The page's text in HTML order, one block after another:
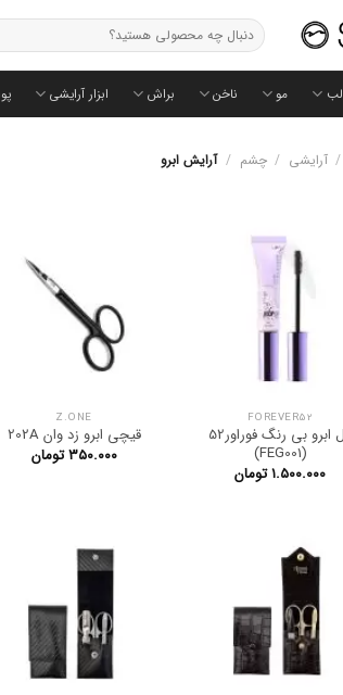
جستجو
برای:
لب مو ناخن براش ابزار آرایشی
/ آرایشی / چشم / آرایش ابرو
FOREVER52
ژل ابرو بی رنگ فوراور52
(FEG001)
۱.۵۰۰.۰۰۰تومان
Z.ONE
قیچی ابرو زد وان 202A
۳۵۰.۰۰۰ تومان